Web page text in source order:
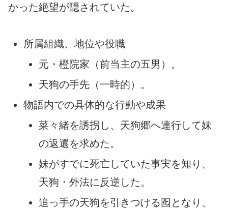
かった絶望が隠されていた。
所属組織、地位や役職
元・橙院家（前当主の五男）。
天狗の手先（一時的）。
物語内での具体的な行動や成果
菜々緒を誘拐し、天狗郷へ連行して妹
の返還を求めた。
妹がすでに死亡していた事実を知り、
天狗・外法に反逆した。
追っ手の天狗を引きつける囮となり、